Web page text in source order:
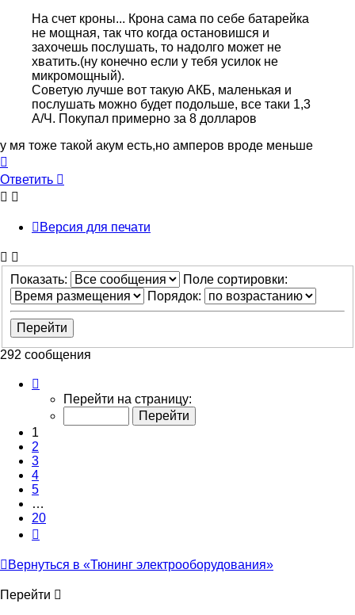
На счет кроны... Крона сама по себе батарейка
не мощная, так что когда остановишся и
захочешь послушать, то надолго может не
хватить.(ну конечно если у тебя усилок не
микромощный).
Советую лучше вот такую АКБ, маленькая и
послушать можно будет подольше, все таки 1,3
А/Ч. Покупал примерно за 8 долларов
у мя тоже такой акум есть,но амперов вроде меньше
к
началу
Ответить
Версия для печати
Показать:
Поле сортировки:
Порядок:
292 сообщения
20
Перейти на страницу:
1
2
3
4
5
…
20
Вернуться в «Тюнинг электрооборудования»
Перейти